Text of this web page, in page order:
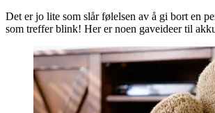
Det er jo lite som slår følelsen av å gi bort en
som treffer blink! Her er noen gaveideer til